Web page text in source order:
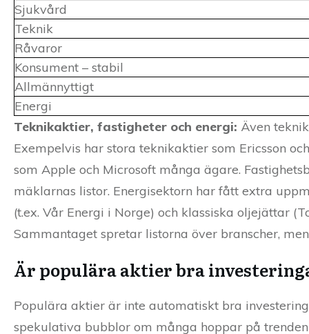
Sjukvård
Teknik
Råvaror
Konsument – stabil
Allmännyttigt
Energi
Teknikaktier, fastigheter och energi: Även
Exempelvis har stora teknikaktier som Ericsson
som Apple och Microsoft många ägare.
mäklarnas listor. Energisektorn har fått extra
(t.ex. Vår Energi i Norge) och klassiska oljejättar
Sammantaget spretar listorna över branscher,
Är populära aktier bra
Populära aktier är inte automatiskt bra
spekulativa bubblor om många hoppar på